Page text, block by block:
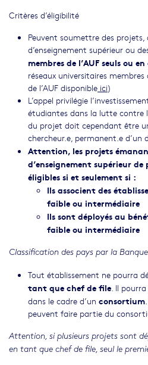
Critères d’éligibilité
Peuvent soumettre des projets,
d’enseignement supérieur ou
membres de l’AUF seuls ou
réseaux universitaires membres
de l’AUF disponible ici)
L’appel privilégie
étudiantes dans la lutte contre
du projet doit cependant être
chercheur.e, permanent.e d’un
Attention, les projets
d’enseignement supérieur
éligibles si et seulement si :
Ils associent des
faible ou intermédiaire
Ils sont déployés au
faible ou intermédiaire
Classification des pays par la
Tout établissement ne pourra
tant que chef de file. Il
dans le cadre d’un consortium
peuvent faire partie du
Attention, si plusieurs projets sont
en tant que chef de file, seul le